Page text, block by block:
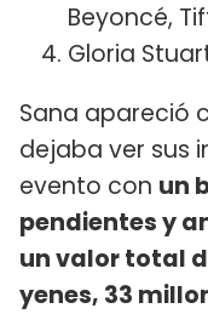
Beyoncé,
Gloria
Sana apareció
dejaba ver sus
evento con un
pendientes y
un valor total
yenes, 33